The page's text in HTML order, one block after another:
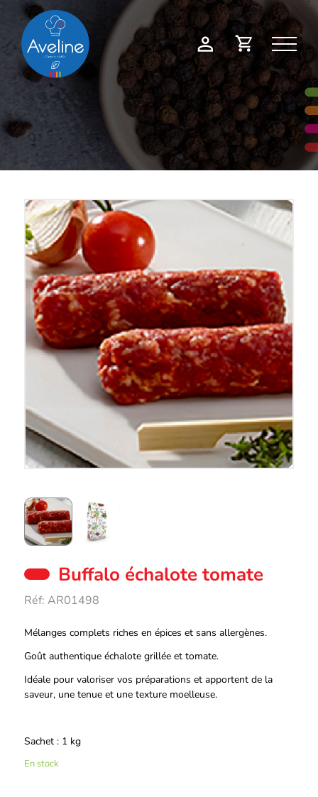
Mon
compte
Demande
de
devis
Buffalo échalote tomate
Réf: AR01498
Description
Mélanges complets riches en épices et sans allergènes.
Goût authentique échalote grillée et tomate.
Idéale pour valoriser vos préparations et apportent de la
saveur, une tenue et une texture moelleuse.
Sachet : 1 kg
En stock
Panneau de gestion des cookies